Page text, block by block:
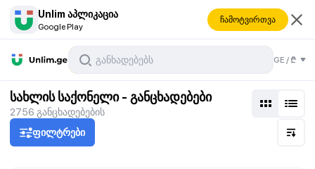
Unlim აპლიკაცია
Google Play
ჩამოტვირთვა
GE /₾
სახლის საქონელი - განცხადებები
2756 განცხადებების
ფილტრები